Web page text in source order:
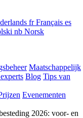
frFrançais es
nb Norsk
Maatschappelijk
Blog Tips van
Evenementen
2026: voor- en